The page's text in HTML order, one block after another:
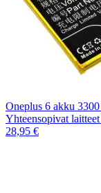
Oneplus 6 akku
Yhteensopivat
28,95 €